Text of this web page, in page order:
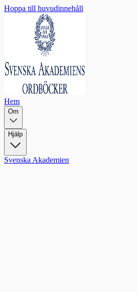
Hoppa till huvudinnehåll
Hem
Om
Hjälp
Svenska Akademien